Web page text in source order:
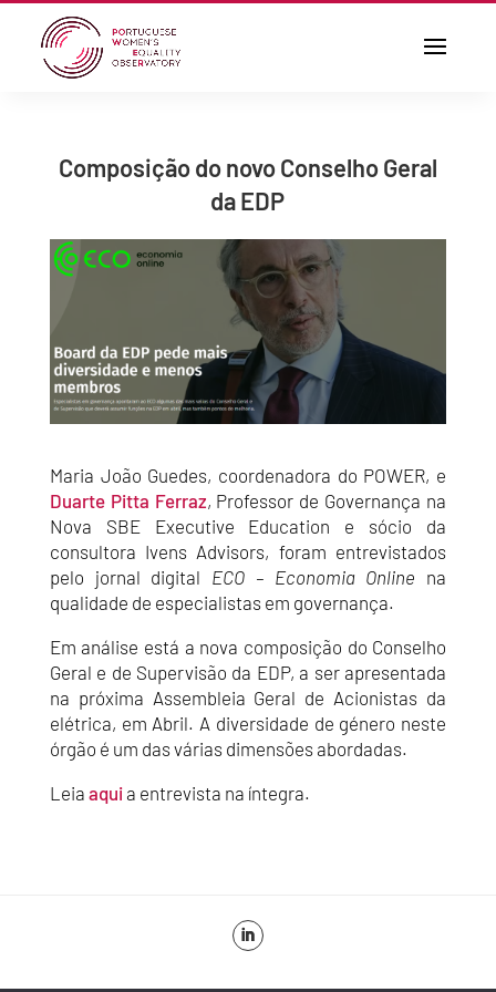
Composição do novo Conselho Geral
da EDP
Maria João Guedes, coordenadora do POWER, e
Duarte Pitta Ferraz, Professor de Governança na
Nova SBE Executive Education e sócio da
consultora Ivens Advisors, foram entrevistados
pelo jornal digital ECO – Economia Online na
qualidade de especialistas em governança.
Em análise está a nova composição do Conselho
Geral e de Supervisão da EDP, a ser apresentada
na próxima Assembleia Geral de Acionistas da
elétrica, em Abril. A diversidade de género neste
órgão é um das várias dimensões abordadas.
Leia aquia entrevista na íntegra.